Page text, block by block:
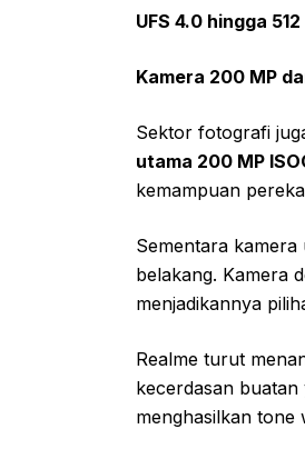
UFS 4.0 hingga 512
Kamera 200 MP
Sektor fotografi
utama 200 MP
kemampuan
Sementara
belakang. Kamera
menjadikannya
Realme turut
kecerdasan
menghasilkan tone